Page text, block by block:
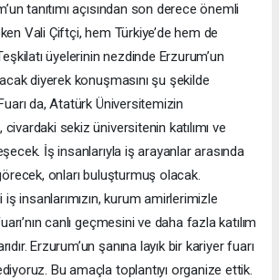
tanıtımı açısından son derece önemli
Vali Çiftçi, hem Türkiye’de hem de
üyelerinin nezdinde Erzurum’un
diyerek konuşmasını şu şekilde
da, Atatürk Üniversitemizin
sekiz üniversitenin katılımı ve
İş insanlarıyla iş arayanlar arasında
onları buluşturmuş olacak.
insanlarımızın, kurum amirlerimizle
canlı geçmesini ve daha fazla katılım
Erzurum’un şanına layık bir kariyer fuarı
Bu amaçla toplantıyı organize ettik.